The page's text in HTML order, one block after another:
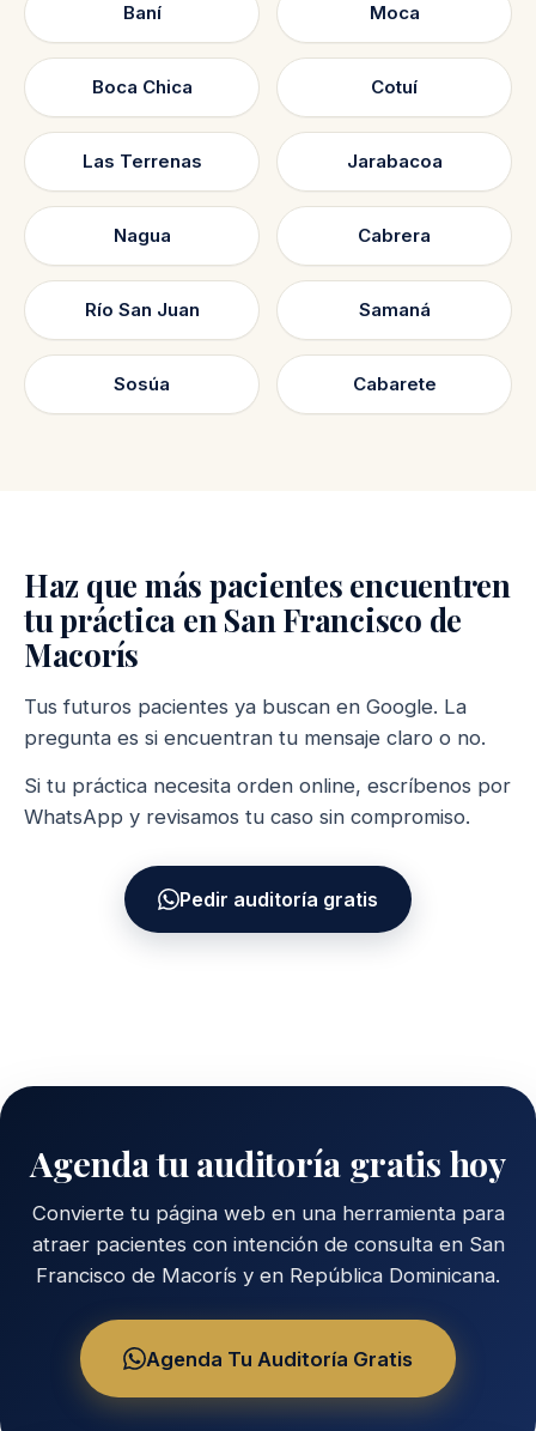
Baní Moca
Boca Chica Cotuí
Las Terrenas Jarabacoa
Nagua Cabrera
Río San Juan Samaná
Sosúa Cabarete
Haz que más pacientes encuentren
tu práctica en San Francisco de
Macorís
Tus futuros pacientes ya buscan en Google. La
pregunta es si encuentran tu mensaje claro o no.
Si tu práctica necesita orden online, escríbenos por
WhatsApp y revisamos tu caso sin compromiso.
Pedir auditoría gratis
Agenda tu auditoría gratis hoy
Convierte tu página web en una herramienta para
atraer pacientes con intención de consulta en San
Francisco de Macorís y en República Dominicana.
Agenda Tu Auditoría Gratis